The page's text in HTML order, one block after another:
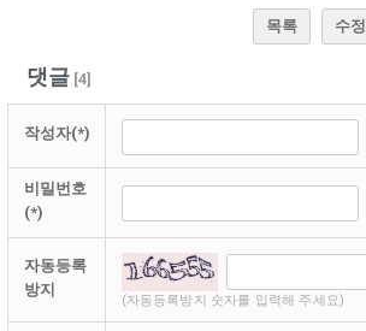
목록 수정
댓글[4]
작성자(*)
비밀번호
(*)
자동등록
방지
(자동등록방지 숫자를 입력해 주세요)